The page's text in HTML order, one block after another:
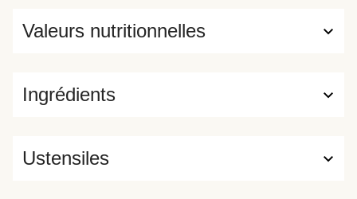
Ingrédients
Valeurs nutritionnelles
Ustensiles